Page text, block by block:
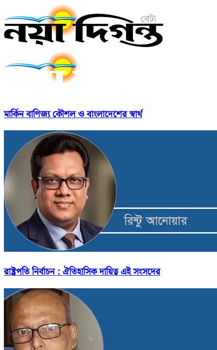
মার্কিন বাণিজ্য কৌশল ও বাংলাদেশের স্বার্থ
রাষ্ট্রপতি নির্বাচন : ঐতিহাসিক দায়িত্ব এই সংসদের